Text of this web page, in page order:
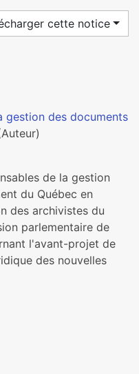
cette notice
gestion des documents
de la gestion
du Québec en
des archivistes du
parlementaire de
l'avant-projet de
des nouvelles